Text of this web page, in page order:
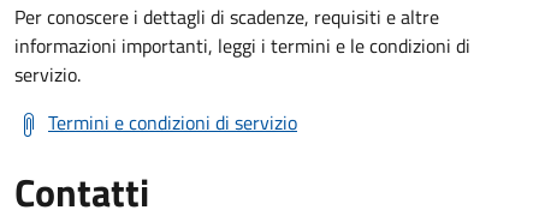
Per conoscere i dettagli di scadenze, requisiti e altre
informazioni importanti, leggi i termini e le condizioni di
servizio.
Termini e condizioni di servizio
Contatti